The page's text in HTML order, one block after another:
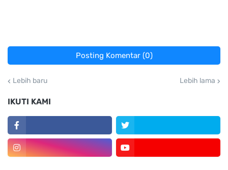
Posting Komentar (0)
Lebih baru Lebih lama
IKUTI KAMI